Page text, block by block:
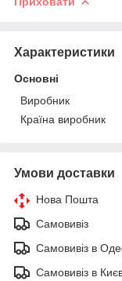
Характеристики
Основні
Виробник
Країна виробник
Умови доставки
Нова Пошта
Самовивіз
Самовивіз в
Самовивіз в